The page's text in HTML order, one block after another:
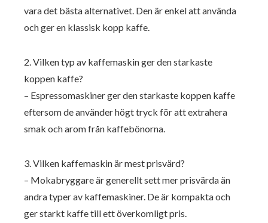
vara det bästa alternativet. Den är enkel att använda
och ger en klassisk kopp kaffe.
2. Vilken typ av kaffemaskin ger den starkaste
koppen kaffe?
– Espressomaskiner ger den starkaste koppen kaffe
eftersom de använder högt tryck för att extrahera
smak och arom från kaffebönorna.
3. Vilken kaffemaskin är mest prisvärd?
– Mokabryggare är generellt sett mer prisvärda än
andra typer av kaffemaskiner. De är kompakta och
ger starkt kaffe till ett överkomligt pris.